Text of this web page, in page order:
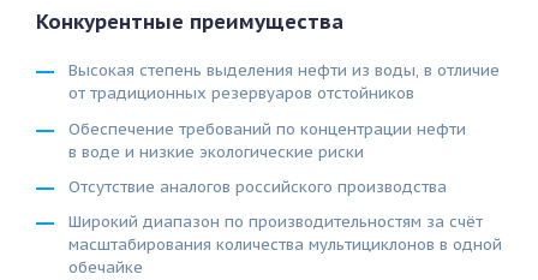
Конкурентные преимущества
Высокая степень выделения нефти из воды, в отличие
от традиционных резервуаров отстойников
Обеспечение требований по концентрации нефти
в воде и низкие экологические риски
Отсутствие аналогов российского производства
Широкий диапазон по производительностям за счёт
масштабирования количества мультициклонов в одной
обечайке